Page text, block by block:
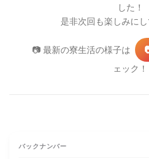
バックナンバー
した！
是非次回も楽しみにし
📷 最新の寮生活の様子は
ェック！